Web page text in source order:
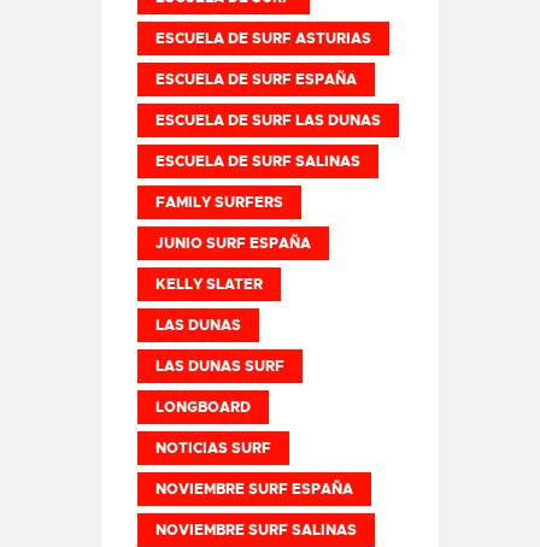
ESCUELA DE SURF ASTURIAS
ESCUELA DE SURF ESPAÑA
ESCUELA DE SURF LAS DUNAS
ESCUELA DE SURF SALINAS
FAMILY SURFERS
JUNIO SURF ESPAÑA
KELLY SLATER
LAS DUNAS
LAS DUNAS SURF
LONGBOARD
NOTICIAS SURF
NOVIEMBRE SURF ESPAÑA
NOVIEMBRE SURF SALINAS